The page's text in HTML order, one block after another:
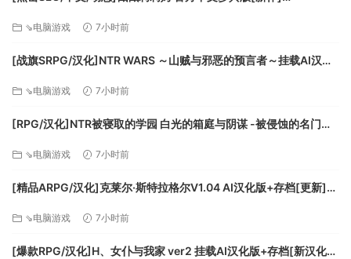
⇘电脑游戏 7小时前
[战旗SRPG/汉化]NTR WARS ～山贼与邪恶的预言者～挂载AI汉化
⇘电脑游戏 7小时前
[RPG/汉化]NTR被寝取的学园 白光的箱庭与阴谋 -被侵蚀的名门女
⇘电脑游戏 7小时前
[精品ARPG/汉化]克莱尔·斯特拉格尔V1.04 AI汉化版+存档[更新]
⇘电脑游戏 7小时前
[爆款RPG/汉化]H、女仆与我家 ver2 挂载AI汉化版+存档[新汉化]